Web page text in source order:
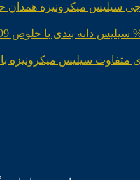
سیلیس میکرونیزه همدان
سیلیس دانه بندی با خلوص 99%
سیلیس میکرونیزه